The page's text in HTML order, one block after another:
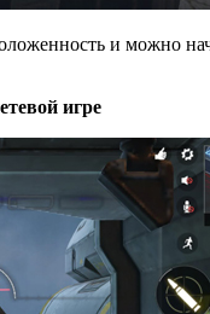
и можно
игре